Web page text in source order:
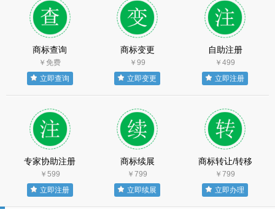
商标查询
￥免费
立即查询
商标变更
￥99
立即变更
自助注册
￥499
立即注册
专家协助注册
￥599
立即注册
商标续展
￥799
立即续展
商标转让/转移
￥799
立即办理